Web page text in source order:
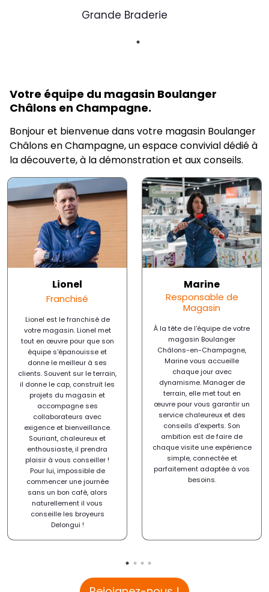
Grande Braderie
Votre équipe du magasin Boulanger
Châlons en Champagne.
Bonjour et bienvenue dans votre magasin Boulanger
Châlons en Champagne, un espace convivial dédié à
la découverte, à la démonstration et aux conseils.
Lionel
Franchisé
Lionel est le franchisé de
votre magasin. Lionel met
tout en œuvre pour que son
équipe s'épanouisse et
donne le meilleur à ses
clients. Souvent sur le terrain,
il donne le cap, construit les
projets du magasin et
accompagne ses
collaborateurs avec
exigence et bienveillance.
Souriant, chaleureux et
enthousiaste, il prendra
plaisir à vous conseiller !
Pour lui, impossible de
commencer une journée
sans un bon café, alors
naturellement il vous
conseille les broyeurs
Delongui !
Marine
Responsable de
Magasin
À la tête de l'équipe de votre
magasin Boulanger
Châlons-en-Champagne,
Marine vous accueille
chaque jour avec
dynamisme. Manager de
terrain, elle met tout en
œuvre pour vous garantir un
service chaleureux et des
conseils d'experts. Son
ambition est de faire de
chaque visite une expérience
simple, connectée et
parfaitement adaptée à vos
besoins.